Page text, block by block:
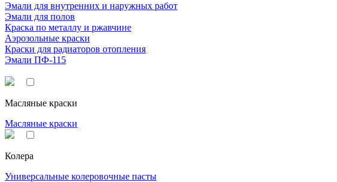
Эмали для внутренних и наружных работ
Эмали для полов
Краска по металлу и ржавчине
Аэрозольные краски
Краски для радиаторов отопления
Эмали ПФ-115
Масляные краски
Масляные краски
Колера
Универсальные колеровочные пасты